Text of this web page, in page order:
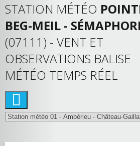
STATION MÉTÉO
BEG-MEIL -
(07111) - VENT ET
OBSERVATIONS BALISE
MÉTÉO TEMPS RÉEL